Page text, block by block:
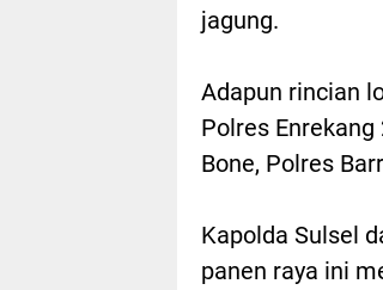
jagung.
Adapun rincian
Polres
Bone, Polres
Kapolda Sulsel
panen raya ini